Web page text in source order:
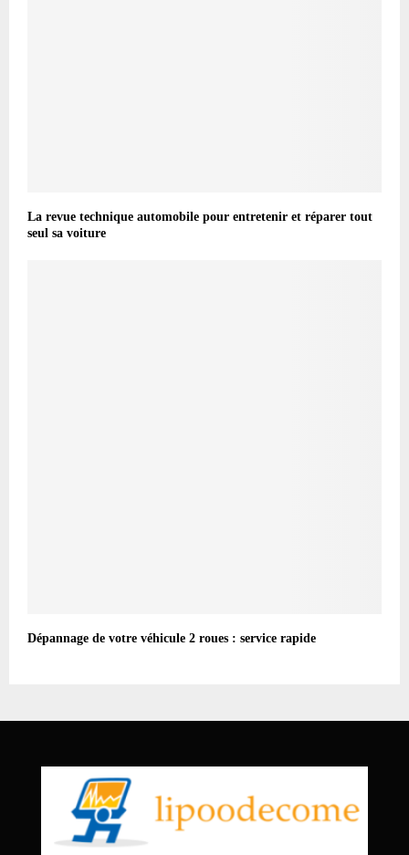
La revue technique automobile pour entretenir et réparer tout
seul sa voiture
Dépannage de votre véhicule 2 roues : service rapide